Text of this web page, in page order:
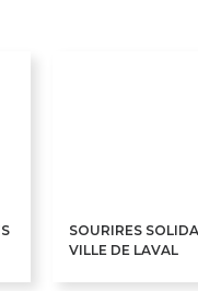
SOURIRES
VILLE DE LAVAL